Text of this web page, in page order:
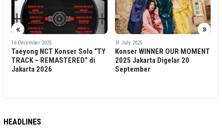
« »
16 December 2025
Taeyong NCT Konser Solo “TY
TRACK – REMASTERED” di
Jakarta 2026
31 July 2025
Konser WINNER OUR MOMENT
2025 Jakarta Digelar 20
September
HEADLINES